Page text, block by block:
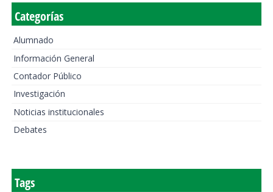
Categorías
Alumnado
Información General
Contador Público
Investigación
Noticias institucionales
Debates
Tags